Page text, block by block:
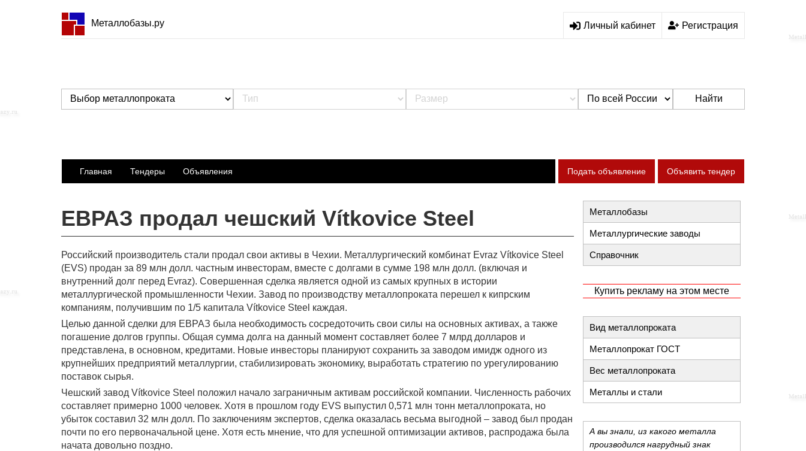
Металлобазы.ру Личный кабинет Регистрация
Найти
Главная Тендеры Объявления Подать объявление Объявить тендер
ЕВРАЗ продал чешский Vítkovice Steel
Российский производитель стали продал свои активы в Чехии. Металлургический комбинат Evraz Vítkovice Steel
(EVS) продан за 89 млн долл. частным инвесторам, вместе с долгами в сумме 198 млн долл. (включая и
внутренний долг перед Evraz). Совершенная сделка является одной из самых крупных в истории
металлургической промышленности Чехии. Завод по производству металлопроката перешел к кипрским
компаниям, получившим по 1/5 капитала Vítkovice Steel каждая.
Целью данной сделки для ЕВРАЗ была необходимость сосредоточить свои силы на основных активах, а также
погашение долгов группы. Общая сумма долга на данный момент составляет более 7 млрд долларов и
представлена, в основном, кредитами. Новые инвесторы планируют сохранить за заводом имидж одного из
крупнейших предприятий металлургии, стабилизировать экономику, выработать стратегию по урегулированию
поставок сырья.
Чешский завод Vítkovice Steel положил начало заграничным активам российской компании. Численность рабочих
составляет примерно 1000 человек. Хотя в прошлом году EVS выпустил 0,571 млн тонн металлопроката, но
убыток составил 32 млн долл. По заключениям экспертов, сделка оказалась весьма выгодной – завод был продан
почти по его первоначальной цене. Хотя есть мнение, что для успешной оптимизации активов, распродажа была
начата довольно поздно.
Металлобазы
Металлургические заводы
Справочник
Купить рекламу на этом месте
Вид металлопроката
Металлопрокат ГОСТ
Вес металлопроката
Металлы и стали
А вы знали, из какого металла
производился нагрудный знак